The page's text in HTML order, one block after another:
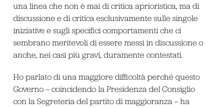
una linea che non è mai di critica aprioristica, ma di
discussione e di critica esclusivamente sulle singole
iniziative e sugli specifici comportamenti che ci
sembrano meritevoli di essere messi in discussione o
anche, nei casi più gravi, duramente contestati.
Ho parlato di una maggiore difficoltà perché questo
Governo – coincidendo la Presidenza del Consiglio
con la Segreteria del partito di maggioranza – ha